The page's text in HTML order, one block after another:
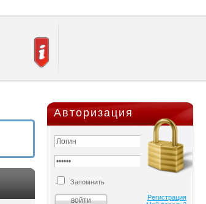
Авторизация
Запомнить
Регистрация